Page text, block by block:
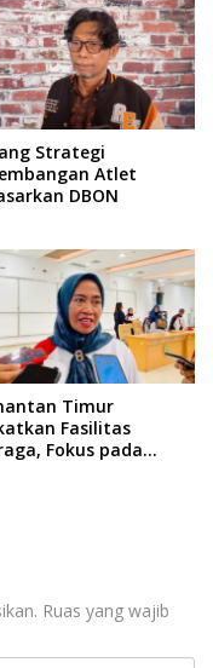
Strategi
Atlet
DBON
Timur
Fasilitas
Fokus pada
Ruas yang wajib